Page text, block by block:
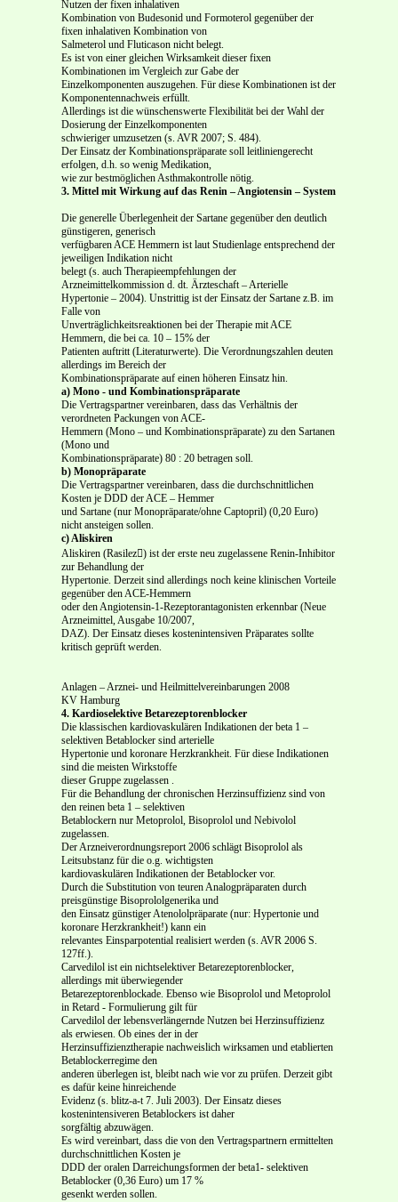
Nutzen der fixen inhalativen
Kombination von Budesonid und Formoterol gegenüber der
fixen inhalativen Kombination von
Salmeterol und Fluticason nicht belegt.
Es ist von einer gleichen Wirksamkeit dieser fixen
Kombinationen im Vergleich zur Gabe der
Einzelkomponenten auszugehen. Für diese Kombinationen ist der
Komponentennachweis erfüllt.
Allerdings ist die wünschenswerte Flexibilität bei der Wahl der
Dosierung der Einzelkomponenten
schwieriger umzusetzen (s. AVR 2007; S. 484).
Der Einsatz der Kombinationspräparate soll leitliniengerecht
erfolgen, d.h. so wenig Medikation,
wie zur bestmöglichen Asthmakontrolle nötig.
3. Mittel mit Wirkung auf das Renin – Angiotensin – System
Die generelle Überlegenheit der Sartane gegenüber den deutlich
günstigeren, generisch
verfügbaren ACE Hemmern ist laut Studienlage entsprechend der
jeweiligen Indikation nicht
belegt (s. auch Therapieempfehlungen der
Arzneimittelkommission d. dt. Ärzteschaft – Arterielle
Hypertonie – 2004). Unstrittig ist der Einsatz der Sartane z.B. im
Falle von
Unverträglichkeitsreaktionen bei der Therapie mit ACE
Hemmern, die bei ca. 10 – 15% der
Patienten auftritt (Literaturwerte). Die Verordnungszahlen deuten
allerdings im Bereich der
Kombinationspräparate auf einen höheren Einsatz hin.
a) Mono - und Kombinationspräparate
Die Vertragspartner vereinbaren, dass das Verhältnis der
verordneten Packungen von ACE-
Hemmern (Mono – und Kombinationspräparate) zu den Sartanen
(Mono und
Kombinationspräparate) 80 : 20 betragen soll.
b) Monopräparate
Die Vertragspartner vereinbaren, dass die durchschnittlichen
Kosten je DDD der ACE – Hemmer
und Sartane (nur Monopräparate/ohne Captopril) (0,20 Euro)
nicht ansteigen sollen.
c) Aliskiren
Aliskiren (Rasilez) ist der erste neu zugelassene Renin-Inhibitor
zur Behandlung der
Hypertonie. Derzeit sind allerdings noch keine klinischen Vorteile
gegenüber den ACE-Hemmern
oder den Angiotensin-1-Rezeptorantagonisten erkennbar (Neue
Arzneimittel, Ausgabe 10/2007,
DAZ). Der Einsatz dieses kostenintensiven Präparates sollte
kritisch geprüft werden.
Anlagen – Arznei- und Heilmittelvereinbarungen 2008
KV Hamburg
4. Kardioselektive Betarezeptorenblocker
Die klassischen kardiovaskulären Indikationen der beta 1 –
selektiven Betablocker sind arterielle
Hypertonie und koronare Herzkrankheit. Für diese Indikationen
sind die meisten Wirkstoffe
dieser Gruppe zugelassen .
Für die Behandlung der chronischen Herzinsuffizienz sind von
den reinen beta 1 – selektiven
Betablockern nur Metoprolol, Bisoprolol und Nebivolol
zugelassen.
Der Arzneiverordnungsreport 2006 schlägt Bisoprolol als
Leitsubstanz für die o.g. wichtigsten
kardiovaskulären Indikationen der Betablocker vor.
Durch die Substitution von teuren Analogpräparaten durch
preisgünstige Bisoprololgenerika und
den Einsatz günstiger Atenololpräparate (nur: Hypertonie und
koronare Herzkrankheit!) kann ein
relevantes Einsparpotential realisiert werden (s. AVR 2006 S.
127ff.).
Carvedilol ist ein nichtselektiver Betarezeptorenblocker,
allerdings mit überwiegender
Betarezeptorenblockade. Ebenso wie Bisoprolol und Metoprolol
in Retard - Formulierung gilt für
Carvedilol der lebensverlängernde Nutzen bei Herzinsuffizienz
als erwiesen. Ob eines der in der
Herzinsuffizienztherapie nachweislich wirksamen und etablierten
Betablockerregime den
anderen überlegen ist, bleibt nach wie vor zu prüfen. Derzeit gibt
es dafür keine hinreichende
Evidenz (s. blitz-a-t 7. Juli 2003). Der Einsatz dieses
kostenintensiveren Betablockers ist daher
sorgfältig abzuwägen.
Es wird vereinbart, dass die von den Vertragspartnern ermittelten
durchschnittlichen Kosten je
DDD der oralen Darreichungsformen der beta1- selektiven
Betablocker (0,36 Euro) um 17 %
gesenkt werden sollen.